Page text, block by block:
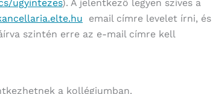
ugyintezes). A jelentkező legyen szíves a
email címre levelet írni, és
szintén erre az e-mail címre kell
a kollégiumban.